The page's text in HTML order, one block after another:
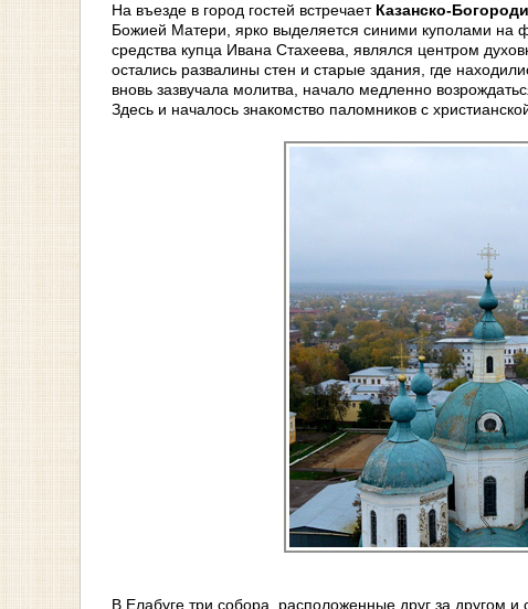
На въезде в город гостей встречает Казанско-
Божией Матери, ярко выделяется синими куполами на
средства купца Ивана Стахеева, являлся центром
остались развалины стен и старые здания, где
вновь зазвучала молитва, начало медленно
Здесь и началось знакомство паломников с
В Елабуге три собора, расположенные друг за